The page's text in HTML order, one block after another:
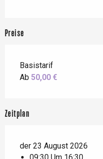
Preise
Basistarif
Ab 50,00 €
Zeitplan
der 23 August 2026